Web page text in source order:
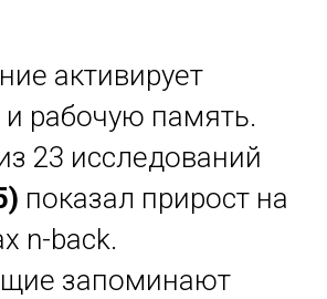
активирует
рабочую память.
23 исследований
показал прирост на
n-back.
запоминают